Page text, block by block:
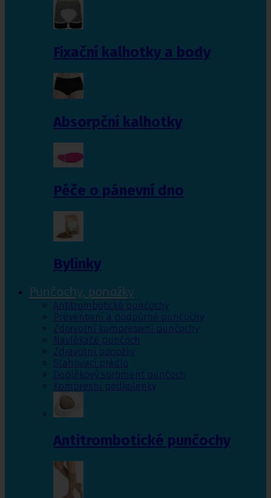
Fixační kalhotky a body
Absorpční kalhotky
Péče o pánevní dno
Bylinky
Punčochy, ponožky
Antitrombotické punčochy
Preventivní a podpůrné punčochy
Zdravotní kompresivní punčochy
Navlékače punčoch
Zdravotní ponožky
Stahovací prádlo
Doplňkový sortiment punčoch
Kompresní podkolenky
Antitrombotické punčochy